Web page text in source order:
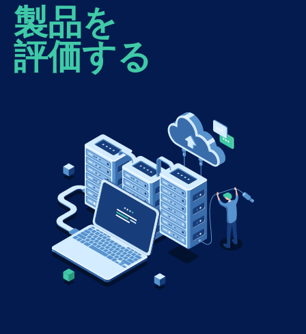
製品を
評価する